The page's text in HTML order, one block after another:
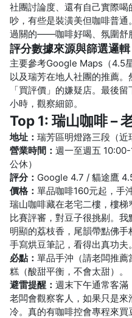
社團討論度、還有自己實際
吵，有些是裝潢美但咖啡普通
過關的——咖啡好喝、氛圍舒
評分數據來源與篩選邏輯
主要參考Google Maps（4.5
以及瑞芳在地人社團的推薦
「買評價」的嫌疑店。最後
小時，觀察細節。
Top 1: 瑞山咖啡 –
地址： 瑞芳區明燈路三段（近
營業時間： 週一至週五
公休）
評分： Google 4.7 / 貓途鷹
價格： 單品咖啡160元起，手
瑞山咖啡藏在老宅二樓，樓
比賽評審，對豆子很挑剔。
明顯的荔枝香，尾韻帶點佛
手寫烘豆筆記，看得出真功夫。
必點： 單品手沖（請老闆推
糕（酸甜平衡，不會太甜）。
避雷提醒： 週末下午通常客滿
老闆會觀察客人，如果只是
冷。真的有咖啡控會專程來